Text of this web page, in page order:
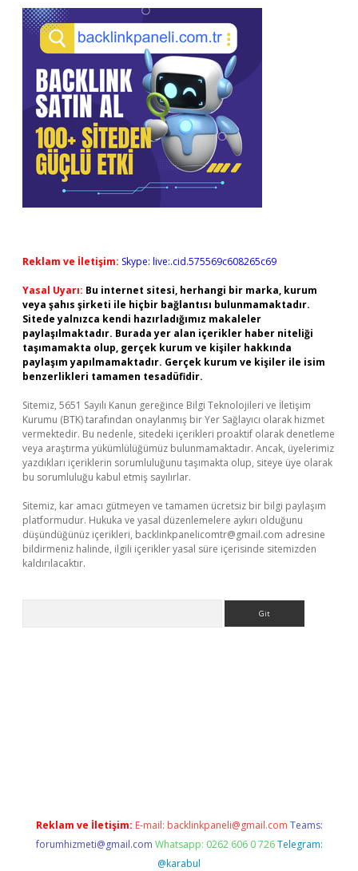
Reklam ve İletişim: Skype: live:.cid.575569c608265c69
Yasal Uyarı: Bu internet sitesi, herhangi bir marka, kurum
veya şahıs şirketi ile hiçbir bağlantısı bulunmamaktadır.
Sitede yalnızca kendi hazırladığımız makaleler
paylaşılmaktadır. Burada yer alan içerikler haber niteliği
taşımamakta olup, gerçek kurum ve kişiler hakkında
paylaşım yapılmamaktadır. Gerçek kurum ve kişiler ile isim
benzerlikleri tamamen tesadüfidir.
Sitemiz, 5651 Sayılı Kanun gereğince Bilgi Teknolojileri ve İletişim
Kurumu (BTK) tarafından onaylanmış bir Yer Sağlayıcı olarak hizmet
vermektedir. Bu nedenle, sitedeki içerikleri proaktif olarak denetleme
veya araştırma yükümlülüğümüz bulunmamaktadır. Ancak, üyelerimiz
yazdıkları içeriklerin sorumluluğunu taşımakta olup, siteye üye olarak
bu sorumluluğu kabul etmiş sayılırlar.
Sitemiz, kar amacı gütmeyen ve tamamen ücretsiz bir bilgi paylaşım
platformudur. Hukuka ve yasal düzenlemelere aykırı olduğunu
düşündüğünüz içerikleri, backlinkpanelicomtr@gmail.com adresine
bildirmeniz halinde, ilgili içerikler yasal süre içerisinde sitemizden
kaldırılacaktır.
Reklam ve İletişim: E-mail: backlinkpaneli@gmail.com Teams:
forumhizmeti@gmail.com Whatsapp: 0262 606 0 726 Telegram:
@karabul